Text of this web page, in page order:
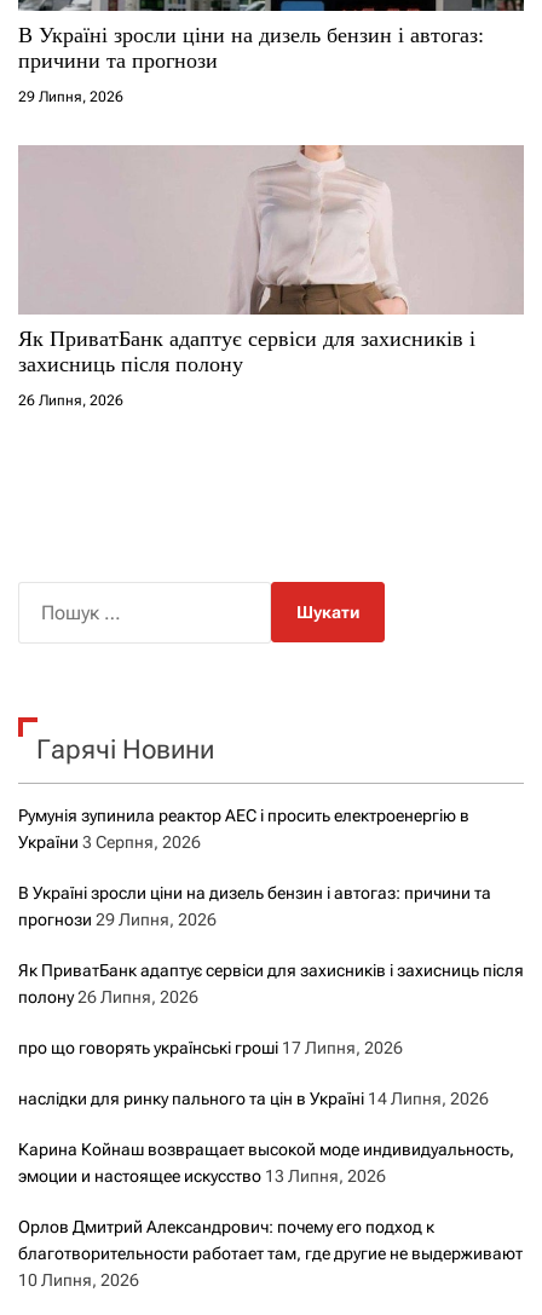
В Україні зросли ціни на дизель бензин і автогаз:
причини та прогнози
29 Липня, 2026
Як ПриватБанк адаптує сервіси для захисників і
захисниць після полону
26 Липня, 2026
к
Гарячі Новини
Румунія зупинила реактор АЕС і просить електроенергію в
України 3 Серпня, 2026
В Україні зросли ціни на дизель бензин і автогаз: причини та
прогнози 29 Липня, 2026
Як ПриватБанк адаптує сервіси для захисників і захисниць після
полону26 Липня, 2026
про що говорять українські гроші 17 Липня, 2026
наслідки для ринку пального та цін в Україні 14 Липня, 2026
Карина Койнаш возвращает высокой моде индивидуальность,
эмоции и настоящее искусство 13 Липня, 2026
Орлов Дмитрий Александрович: почему его подход к
благотворительности работает там, где другие не выдерживают
10 Липня, 2026